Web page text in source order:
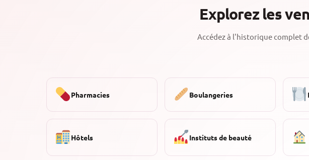
Explorez les
Accédez à l'historique complet
Pharmacies Boulangeries
Hôtels Instituts de beauté